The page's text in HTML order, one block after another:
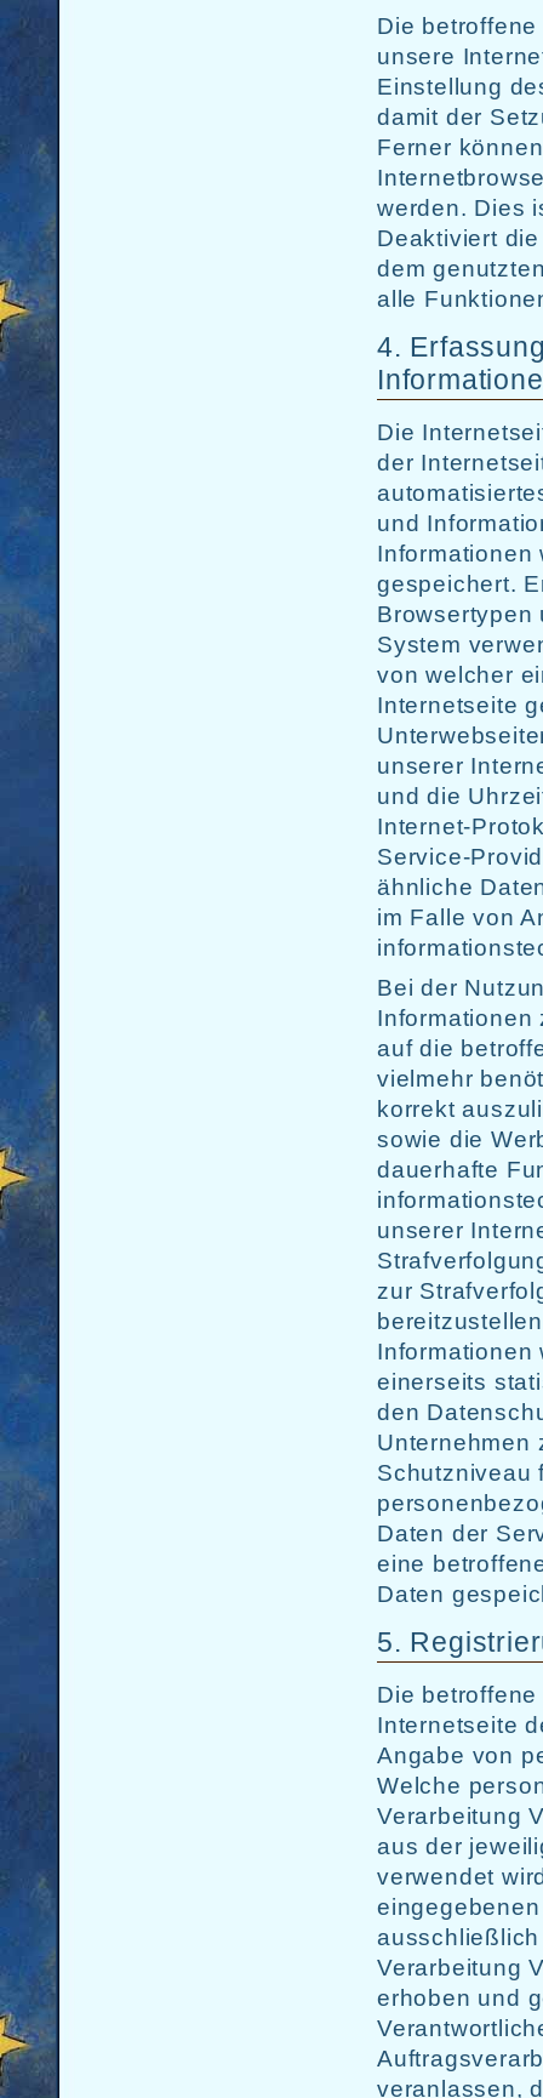
Die
unsere
Einstellung
damit der
Ferner
werden. Dies
Deaktiviert
dem
alle
4.
Die
der
und
Informationen
gespeichert.
Browsertypen
System
von welcher
Internetseite
unserer
und die
Internet-
Service-
ähnliche
im Falle von
Bei der
Informationen
auf die
vielmehr
korrekt
sowie die
dauerhafte
unserer
zur
Informationen
einerseits
den
Unternehmen
Schutzniveau
Daten der
eine
Daten
5.
Die
Internetseite
Angabe von
Welche
Verarbeitung
aus der
verwendet
Verarbeitung
erhoben und
veranlassen,